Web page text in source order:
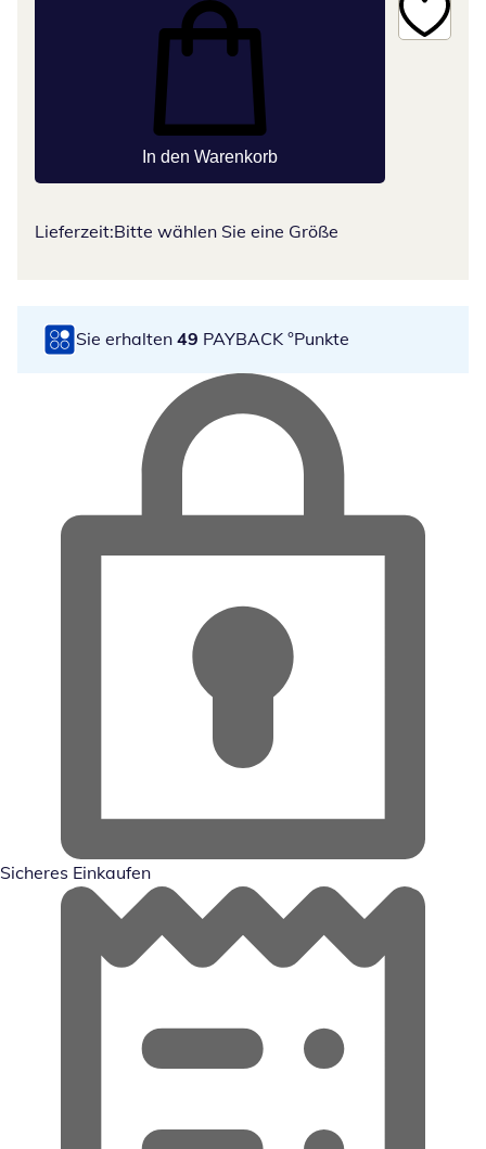
In den Warenkorb
Lieferzeit:Bitte wählen Sie eine Größe
Sie erhalten 49 PAYBACK °Punkte
Sicheres Einkaufen